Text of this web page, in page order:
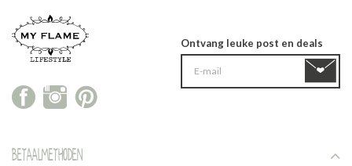
Ontvang leuke post en deals
Betaalmethoden